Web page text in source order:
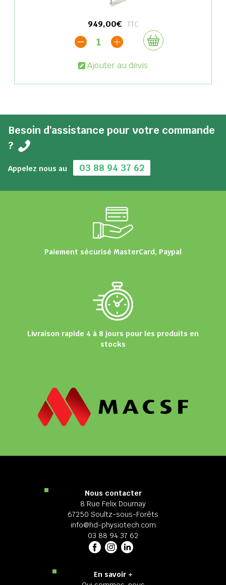
949,00€ TTC
1
Ajouter au devis
Besoin d'assistance pour votre commande
?
Appelez nous au 03 88 94 37 62
Paiement sécurisé MasterCard, Paypal
Livraison rapide 4 à 8 jours pour les produits en
stocks
Nous contacter
8 Rue Felix Dournay
67250 Soultz-sous-Forêts
info@hd-physiotech.com
03 88 94 37 62
En savoir +